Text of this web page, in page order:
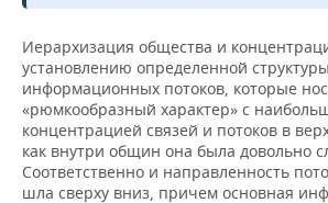
Иерархизация общества и
установлению определенной
информационных потоков, которые
«рюмкообразный характер» с
концентрацией связей и потоков в
как внутри общин она была довольно
Соответственно и направленность
шла сверху вниз, причем основная